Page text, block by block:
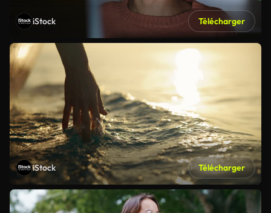
iStock Télécharger
iStock Télécharger